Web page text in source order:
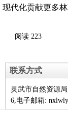
现代化贡献更多林
阅读 223
联系方式
灵武市自然资源
6,电子邮箱: